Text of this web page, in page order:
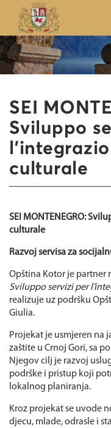
SEI
Sviluppo
culturale
SEI MONTENEGRO:
culturale
Razvoj servisa za
Opština Kotor je partner
Sviluppo servizi per
realizuje uz podršku
Giulia.
Projekat je usmjeren na
zaštite u Crnoj Gori, sa
Njegov cilj je razvoj
podrške i pristup koji
lokalnog planiranja.
Kroz projekat se uvode
djecu, mlade, odrasle i